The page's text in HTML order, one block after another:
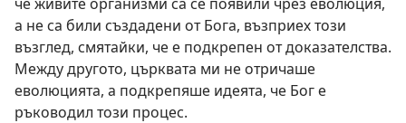
а не са били създадени от Бога, възприех този
възглед, смятайки, че е подкрепен от доказателства.
Между другото, църквата ми не отричаше
еволюцията, а подкрепяше идеята, че Бог е
ръководил този процес.